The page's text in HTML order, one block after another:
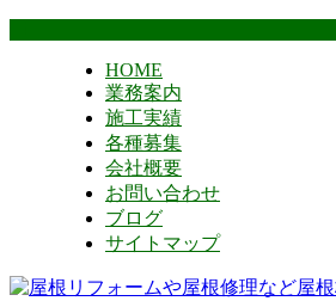
HOME
業務案内
施工実績
各種募集
会社概要
お問い合わせ
ブログ
サイトマップ